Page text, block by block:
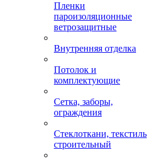
Пленки
пароизоляционные
ветрозащитные
Внутренняя отделка
Потолок и
комплектующие
Сетка, заборы,
ограждения
Стеклоткани, текстиль
строительный